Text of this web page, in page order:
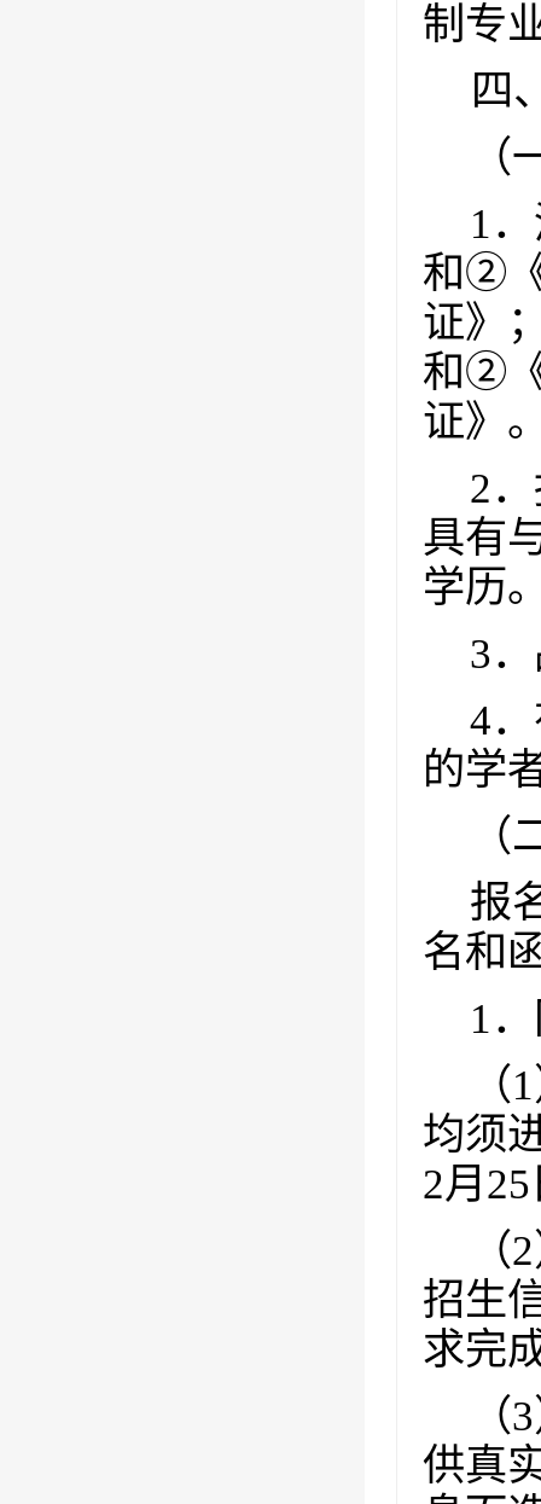
制专
四
1
和②
证》
和②
证》
2
具有
学历
3
4
的学
（
报
名和
1
（1
均须
2月 25
（2
招生
求完
（3
供真